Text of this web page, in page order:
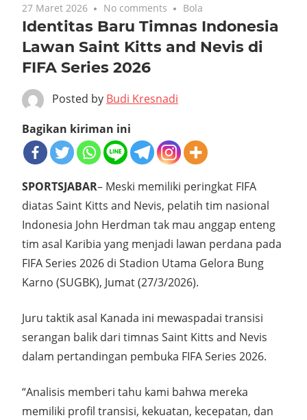
27 Maret 2026 No comments Bola
Identitas Baru Timnas Indonesia
Lawan Saint Kitts and Nevis di
FIFA Series 2026
Posted by Budi Kresnadi
Bagikan kiriman ini
SPORTSJABAR– Meski memiliki peringkat FIFA
diatas Saint Kitts and Nevis, pelatih tim nasional
Indonesia John Herdman tak mau anggap enteng
tim asal Karibia yang menjadi lawan perdana pada
FIFA Series 2026 di Stadion Utama Gelora Bung
Karno (SUGBK), Jumat (27/3/2026).
Juru taktik asal Kanada ini mewaspadai transisi
serangan balik dari timnas Saint Kitts and Nevis
dalam pertandingan pembuka FIFA Series 2026.
“Analisis memberi tahu kami bahwa mereka
memiliki profil transisi, kekuatan, kecepatan, dan